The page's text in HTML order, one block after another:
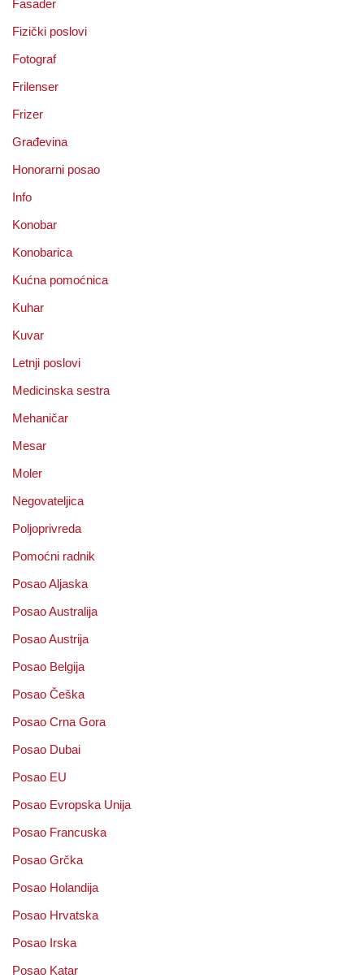
Fasader
Fizički poslovi
Fotograf
Frilenser
Frizer
Građevina
Honorarni posao
Info
Konobar
Konobarica
Kućna pomoćnica
Kuhar
Kuvar
Letnji poslovi
Medicinska sestra
Mehaničar
Mesar
Moler
Negovateljica
Poljoprivreda
Pomoćni radnik
Posao Aljaska
Posao Australija
Posao Austrija
Posao Belgija
Posao Češka
Posao Crna Gora
Posao Dubai
Posao EU
Posao Evropska Unija
Posao Francuska
Posao Grčka
Posao Holandija
Posao Hrvatska
Posao Irska
Posao Katar